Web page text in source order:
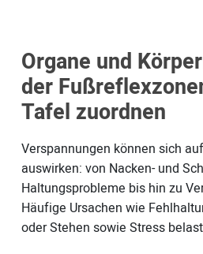
Organe und
der
Tafel zuordnen
Verspannungen können sich
auswirken: von Nacken- und
Haltungsprobleme bis hin zu
Häufige Ursachen wie
oder Stehen sowie Stress